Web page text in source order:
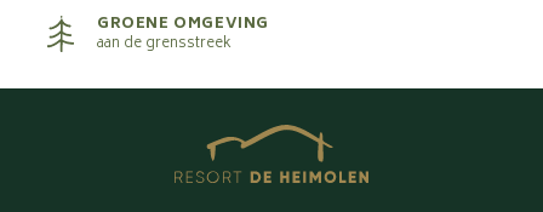
GROENE OMGEVING
aan de grensstreek